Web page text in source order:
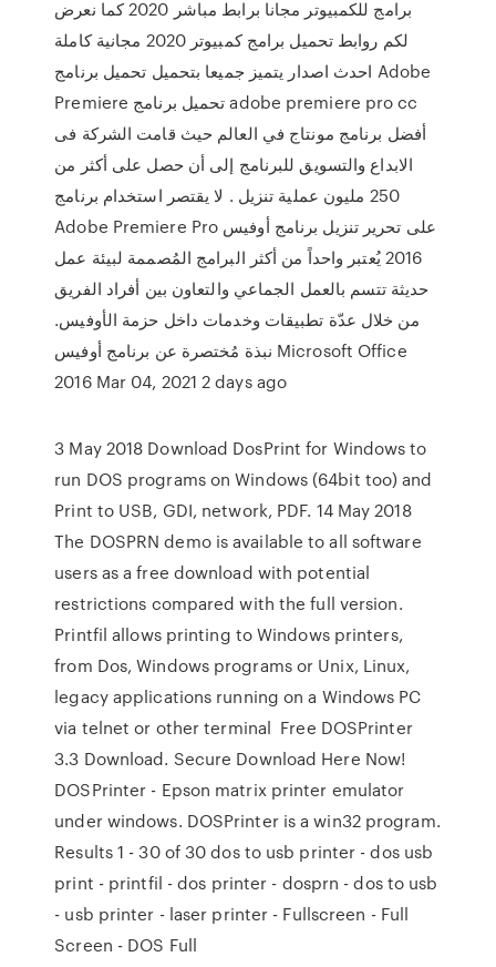
برامج للكمبيوتر مجانا برابط مباشر 2020 كما نعرض
لكم روابط تحميل برامج كمبيوتر 2020 مجانية كاملة
احدث اصدار يتميز جميعا بتحميل تحميل برنامج Adobe
Premiere تحميل برنامج adobe premiere pro cc
أفضل برنامج مونتاج في العالم حيث قامت الشركة فى
الابداع والتسويق للبرنامج إلى أن حصل على أكثر من
250 مليون عملية تنزيل . لا يقتصر استخدام برنامج
Adobe Premiere Pro على تحرير تنزيل برنامج أوفيس
2016 يُعتبر واحداً من أكثر البرامج المُصممة لبيئة عمل
حديثة تتسم بالعمل الجماعي والتعاون بين أفراد الفريق
من خلال عدّة تطبيقات وخدمات داخل حزمة الأوفيس.
نبذة مُختصرة عن برنامج أوفيس Microsoft Office
2016 Mar 04, 2021 2 days ago
3 May 2018 Download DosPrint for Windows to
run DOS programs on Windows (64bit too) and
Print to USB, GDI, network, PDF. 14 May 2018
The DOSPRN demo is available to all software
users as a free download with potential
restrictions compared with the full version.
Printfil allows printing to Windows printers,
from Dos, Windows programs or Unix, Linux,
legacy applications running on a Windows PC
via telnet or other terminal Free DOSPrinter
3.3 Download. Secure Download Here Now!
DOSPrinter - Epson matrix printer emulator
under windows. DOSPrinter is a win32 program.
Results 1 - 30 of 30 dos to usb printer - dos usb
print - printfil - dos printer - dosprn - dos to usb
- usb printer - laser printer - Fullscreen - Full
Screen - DOS Full